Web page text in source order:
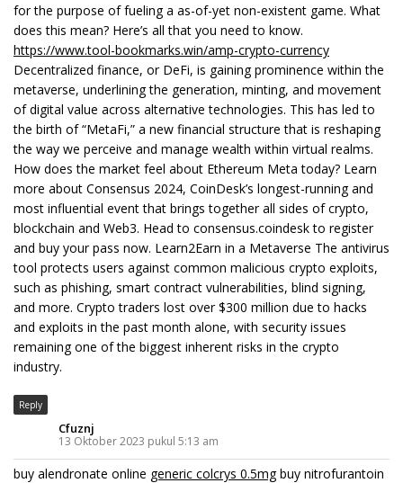
for the purpose of fueling a as-of-yet non-existent game. What
does this mean? Here’s all that you need to know.
https://www.tool-bookmarks.win/amp-crypto-currency
Decentralized finance, or DeFi, is gaining prominence within the
metaverse, underlining the generation, minting, and movement
of digital value across alternative technologies. This has led to
the birth of “MetaFi,” a new financial structure that is reshaping
the way we perceive and manage wealth within virtual realms.
How does the market feel about Ethereum Meta today? Learn
more about Consensus 2024, CoinDesk’s longest-running and
most influential event that brings together all sides of crypto,
blockchain and Web3. Head to consensus.coindesk to register
and buy your pass now. Learn2Earn in a Metaverse The antivirus
tool protects users against common malicious crypto exploits,
such as phishing, smart contract vulnerabilities, blind signing,
and more. Crypto traders lost over $300 million due to hacks
and exploits in the past month alone, with security issues
remaining one of the biggest inherent risks in the crypto
industry.
Reply
Cfuznj
13 Oktober 2023 pukul 5:13 am
buy alendronate online generic colcrys 0.5mgbuy nitrofurantoin